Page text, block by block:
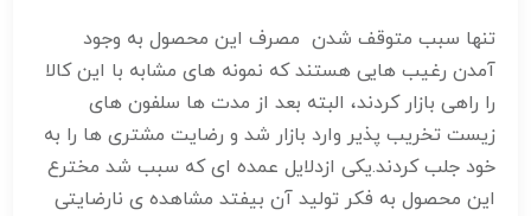
تنها سبب متوقف شدن مصرف این محصول به وجود
آمدن رغیب هایی هستند که نمونه های مشابه با این کالا
را راهی بازار کردند، البته بعد از مدت ها سلفون های
زیست تخریب پذیر وارد بازار شد و رضایت مشتری ها را به
خود جلب کردند.یکی ازدلایل عمده ای که سبب شد مخترع
این محصول به فکر تولید آن بیفتد مشاهده ی نارضایتی